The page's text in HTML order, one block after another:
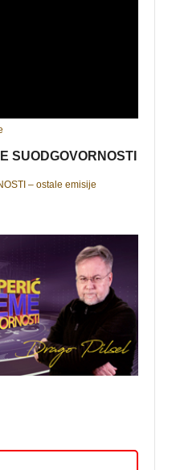
SUODGOVORNOSTI
– ostale emisije